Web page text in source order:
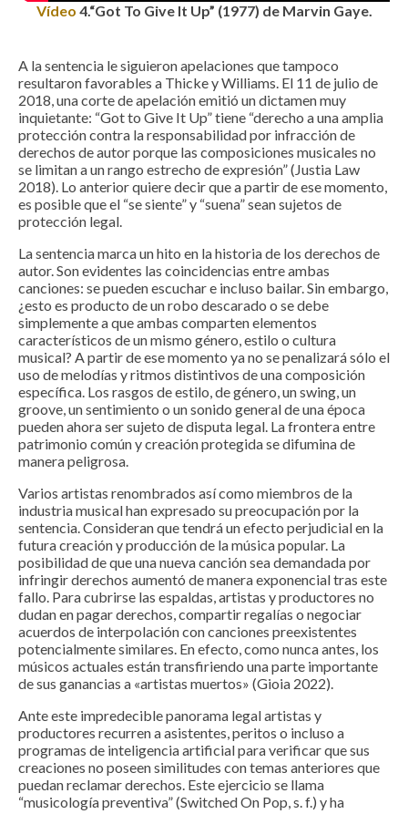
Vídeo 4.“Got To Give It Up” (1977) de Marvin Gaye.
A la sentencia le siguieron apelaciones que tampoco
resultaron favorables a Thicke y Williams. El 11 de julio de
2018, una corte de apelación emitió un dictamen muy
inquietante: “Got to Give It Up” tiene “derecho a una amplia
protección contra la responsabilidad por infracción de
derechos de autor porque las composiciones musicales no
se limitan a un rango estrecho de expresión” (Justia Law
2018). Lo anterior quiere decir que a partir de ese momento,
es posible que el “se siente” y “suena” sean sujetos de
protección legal.
La sentencia marca un hito en la historia de los derechos de
autor. Son evidentes las coincidencias entre ambas
canciones: se pueden escuchar e incluso bailar. Sin embargo,
¿esto es producto de un robo descarado o se debe
simplemente a que ambas comparten elementos
característicos de un mismo género, estilo o cultura
musical? A partir de ese momento ya no se penalizará sólo el
uso de melodías y ritmos distintivos de una composición
específica. Los rasgos de estilo, de género, un swing, un
groove, un sentimiento o un sonido general de una época
pueden ahora ser sujeto de disputa legal. La frontera entre
patrimonio común y creación protegida se difumina de
manera peligrosa.
Varios artistas renombrados así como miembros de la
industria musical han expresado su preocupación por la
sentencia. Consideran que tendrá un efecto perjudicial en la
futura creación y producción de la música popular. La
posibilidad de que una nueva canción sea demandada por
infringir derechos aumentó de manera exponencial tras este
fallo. Para cubrirse las espaldas, artistas y productores no
dudan en pagar derechos, compartir regalías o negociar
acuerdos de interpolación con canciones preexistentes
potencialmente similares. En efecto, como nunca antes, los
músicos actuales están transfiriendo una parte importante
de sus ganancias a «artistas muertos» (Gioia 2022).
Ante este impredecible panorama legal artistas y
productores recurren a asistentes, peritos o incluso a
programas de inteligencia artificial para verificar que sus
creaciones no poseen similitudes con temas anteriores que
puedan reclamar derechos. Este ejercicio se llama
“musicología preventiva” (Switched On Pop, s. f.) y ha